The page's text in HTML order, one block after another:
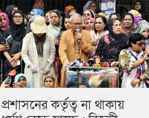
প্রশাসনের কর্তৃত্ব না থাকায়